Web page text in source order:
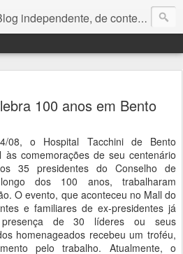
de conteúdo noticioso, com foco em economia, negócios, política e atualidades. e-mail do editor: chquadros2@gmail.com
100 anos em Bento
08, o Hospital Tacchini de Bento
comemorações de seu centenário
35 presidentes do Conselho de
dos 100 anos, trabalharam
O evento, que aconteceu no Mall do
e familiares de ex-presidentes já
presença de 30 líderes ou seus
homenageados recebeu um troféu,
pelo trabalho. Atualmente, o